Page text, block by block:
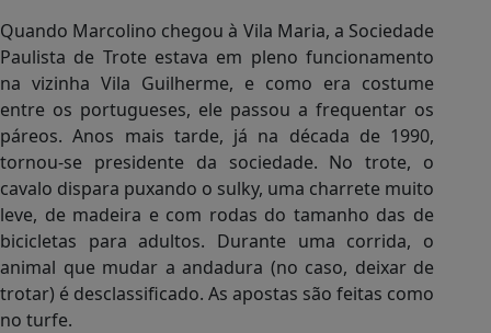
Quando Marcolino chegou à Vila Maria, a Sociedade
Paulista de Trote estava em pleno funcionamento
na vizinha Vila Guilherme, e como era costume
entre os portugueses, ele passou a frequentar os
páreos. Anos mais tarde, já na década de 1990,
tornou-se presidente da sociedade. No trote, o
cavalo dispara puxando o sulky, uma charrete muito
leve, de madeira e com rodas do tamanho das de
bicicletas para adultos. Durante uma corrida, o
animal que mudar a andadura (no caso, deixar de
trotar) é desclassificado. As apostas são feitas como
no turfe.